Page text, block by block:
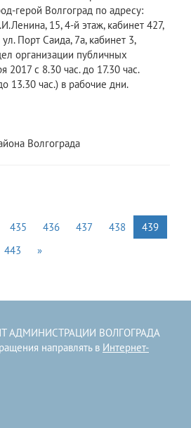
герой Волгоград по адресу:
15, 4-й этаж, кабинет 427,
Порт Саида, 7а, кабинет 3,
организации публичных
2017 с 8.30 час. до 17.30 час.
13.30 час.) в рабочие дни.
Волгограда
435 436 437 438
439
443 »
АДМИНИСТРАЦИИ ВОЛГОГРАДА
направлять в Интернет-